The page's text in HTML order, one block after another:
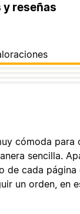
reseñas
cómoda para
sencilla.
de cada
un orden, en